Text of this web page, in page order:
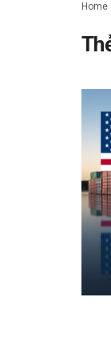
Home